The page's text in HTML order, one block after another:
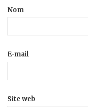
Nom
E-mail
Site web